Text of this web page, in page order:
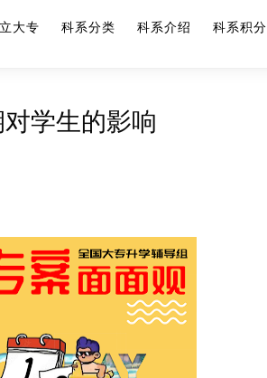
大专 科系分类 科系介绍 科系积分
学生的影响